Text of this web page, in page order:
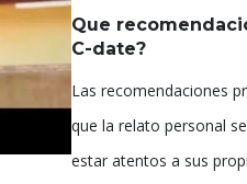
Que
C-date?
Las recomendaciones
que la relato personal
estar atentos a sus